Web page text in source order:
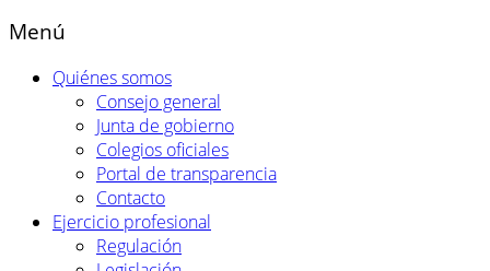
Menú
Quiénes somos
Consejo general
Junta de gobierno
Colegios oficiales
Portal de transparencia
Contacto
Ejercicio profesional
Regulación